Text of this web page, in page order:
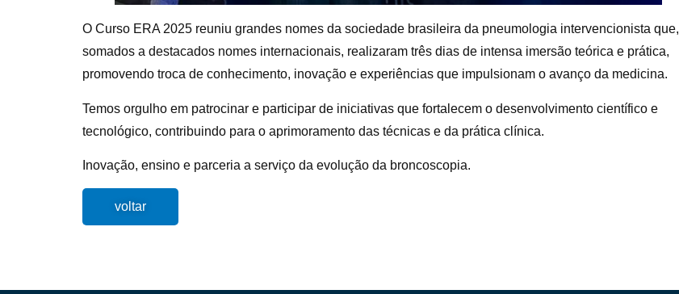
O Curso ERA 2025 reuniu grandes nomes da sociedade brasileira da pneumologia intervencionista que,
somados a destacados nomes internacionais, realizaram três dias de intensa imersão teórica e prática,
promovendo troca de conhecimento, inovação e experiências que impulsionam o avanço da medicina.
Temos orgulho em patrocinar e participar de iniciativas que fortalecem o desenvolvimento científico e
tecnológico, contribuindo para o aprimoramento das técnicas e da prática clínica.
Inovação, ensino e parceria a serviço da evolução da broncoscopia.
voltar